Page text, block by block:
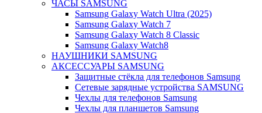
ЧАСЫ SAMSUNG
Samsung Galaxy Watch Ultra (2025)
Samsung Galaxy Watch 7
Samsung Galaxy Watch 8 Classic
Samsung Galaxy Watch8
НАУШНИКИ SAMSUNG
АКСЕССУАРЫ SAMSUNG
Защитные стёкла для телефонов Samsung
Сетевые зарядные устройства SAMSUNG
Чехлы для телефонов Samsung
Чехлы для планшетов Samsung